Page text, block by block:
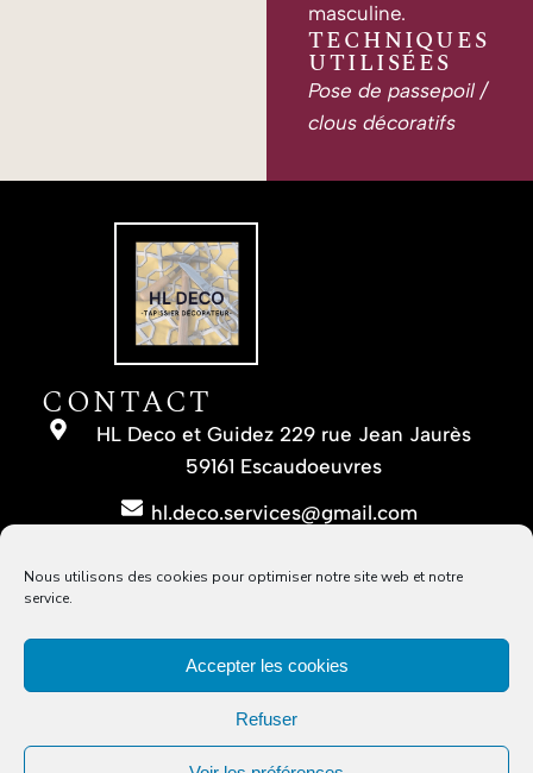
Nous utilisons des cookies pour optimiser notre site web et notre
service.
Accepter les cookies
Refuser
masculine.
TECHNIQUES
UTILISÉES
Pose de passepoil /
clous décoratifs
CONTACT
HL Deco et Guidez 229 rue Jean Jaurès
59161 Escaudoeuvres
hl.deco.services@gmail.com
INFO LÉGALES
Mentions légales
Politique de cookies
SUIVEZ-NOUS